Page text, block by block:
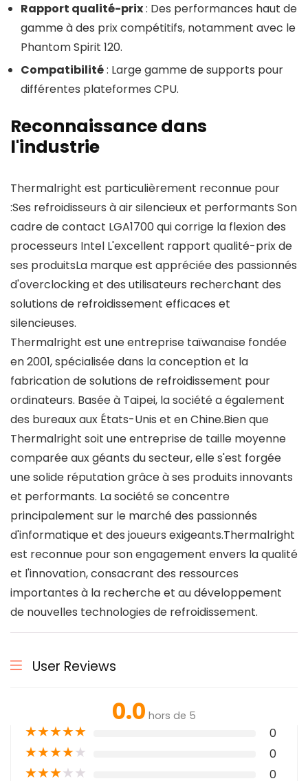
Rapport qualité-prix: Des performances haut de
gamme à des prix compétitifs, notamment avec le
Phantom Spirit 120.
Compatibilité: Large gamme de supports pour
différentes plateformes CPU.
Reconnaissance dans
l'industrie
Thermalright est particulièrement reconnue pour
:Ses refroidisseurs à air silencieux et performants Son
cadre de contact LGA1700 qui corrige la flexion des
processeurs Intel L'excellent rapport qualité-prix de
ses produitsLa marque est appréciée des passionnés
d'overclocking et des utilisateurs recherchant des
solutions de refroidissement efficaces et
silencieuses.
Thermalright est une entreprise taïwanaise fondée
en 2001, spécialisée dans la conception et la
fabrication de solutions de refroidissement pour
ordinateurs. Basée à Taipei, la société a également
des bureaux aux États-Unis et en Chine.Bien que
Thermalright soit une entreprise de taille moyenne
comparée aux géants du secteur, elle s'est forgée
une solide réputation grâce à ses produits innovants
et performants. La société se concentre
principalement sur le marché des passionnés
d'informatique et des joueurs exigeants.Thermalright
est reconnue pour son engagement envers la qualité
et l'innovation, consacrant des ressources
importantes à la recherche et au développement
de nouvelles technologies de refroidissement.
User Reviews
0.0 hors de 5
★★★★★ 0
★★★★★ 0
★★★★★ 0